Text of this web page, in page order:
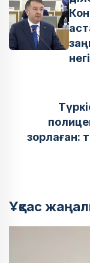
зорлаған:
Ұқсас